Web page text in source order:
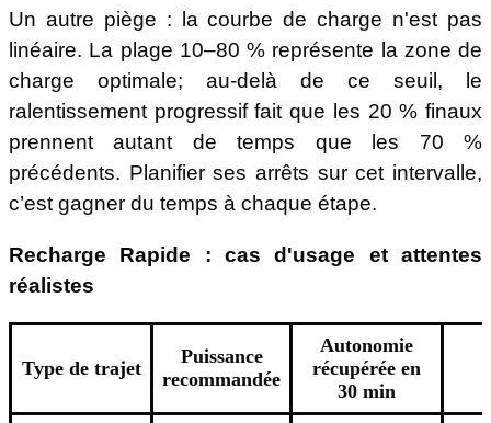
Un autre piège : la courbe de charge n'est pas
linéaire. La plage 10–80 % représente la zone de
charge optimale; au-delà de ce seuil, le
ralentissement progressif fait que les 20 % finaux
prennent autant de temps que les 70 %
précédents. Planifier ses arrêts sur cet intervalle,
c’est gagner du temps à chaque étape.
Recharge Rapide : cas d'usage et attentes
réalistes
Type de trajet
Puissance
recommandée
Autonomie
récupérée en
30 min